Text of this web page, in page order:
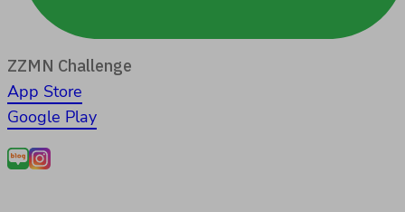
ZZMN Challenge
App Store
Google Play